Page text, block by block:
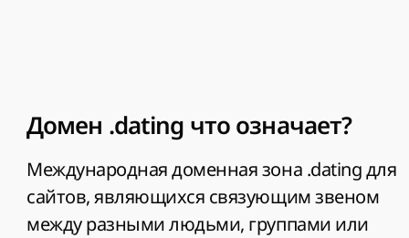
Домен .dating что означает?
Международная доменная зона .dating для
сайтов, являющихся связующим звеном
между разными людьми, группами или